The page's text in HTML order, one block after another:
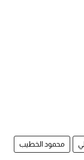
محمود الخطيب